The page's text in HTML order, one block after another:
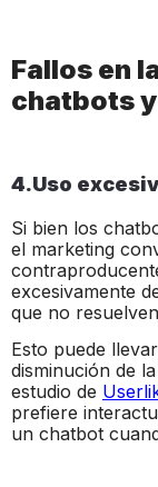
Fallos en
chatbots
4.Uso
Si bien los
el marketing
excesivamente
que no
Esto puede
disminución de
estudio de
prefiere
un chatbot